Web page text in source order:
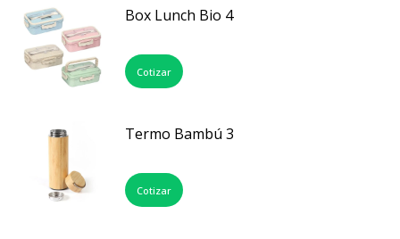
Box Lunch Bio 4
Cotizar
Termo Bambú 3
Cotizar